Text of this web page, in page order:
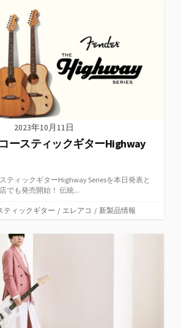
2023年10月11日
ースティックギターHighway
ティックギターHighway Seriesを本日発表と
でも発売開始！ 伝統...
ティックギター / エレアコ / 新製品情報